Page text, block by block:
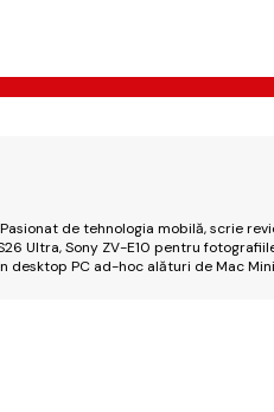
Pasionat de tehnologia mobilă, scrie
Ultra, Sony ZV-E10 pentru
desktop PC ad-hoc alături de Mac